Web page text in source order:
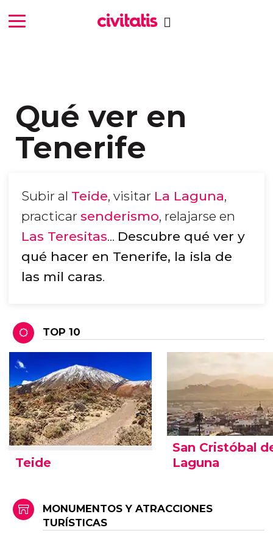
Qué ver en
Tenerife
Subir al Teide, visitar La Laguna,
practicar senderismo, relajarse en
Las Teresitas... Descubre qué ver y
qué hacer en Tenerife, la isla de
las mil caras.
TOP 10
Teide
San Cristóbal
Laguna
MONUMENTOS Y ATRACCIONES
TURÍSTICAS